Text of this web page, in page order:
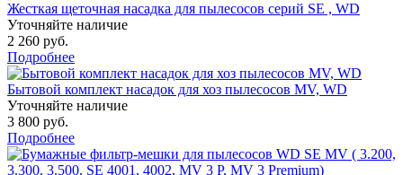
Жесткая щеточная насадка для пылесосов серий SE , WD
Уточняйте наличие
2 260 руб.
Подробнее
Бытовой комплект насадок для хоз пылесосов MV, WD
Уточняйте наличие
3 800 руб.
Подробнее